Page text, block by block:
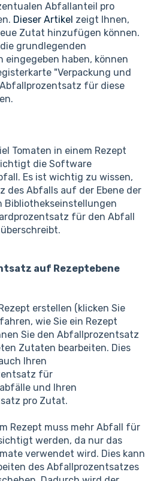
Abfallanteil pro
Dieser Artikel zeigt Ihnen,
Zutat hinzufügen können.
grundlegenden
eingegeben haben, können
"Verpackung und
für diese
Tomaten in einem Rezept
die Software
Es ist wichtig zu wissen,
des Abfalls auf der Ebene der
Bibliothekseinstellungen
für den Abfall
auf Rezeptebene
erstellen (klicken Sie
wie Sie ein Rezept
Sie den Abfallprozentsatz
Zutaten bearbeiten. Dies
Ihren
für
und Ihren
pro Zutat.
Rezept muss mehr Abfall für
werden, da nur das
verwendet wird. Dies kann
des Abfallprozentsatzes